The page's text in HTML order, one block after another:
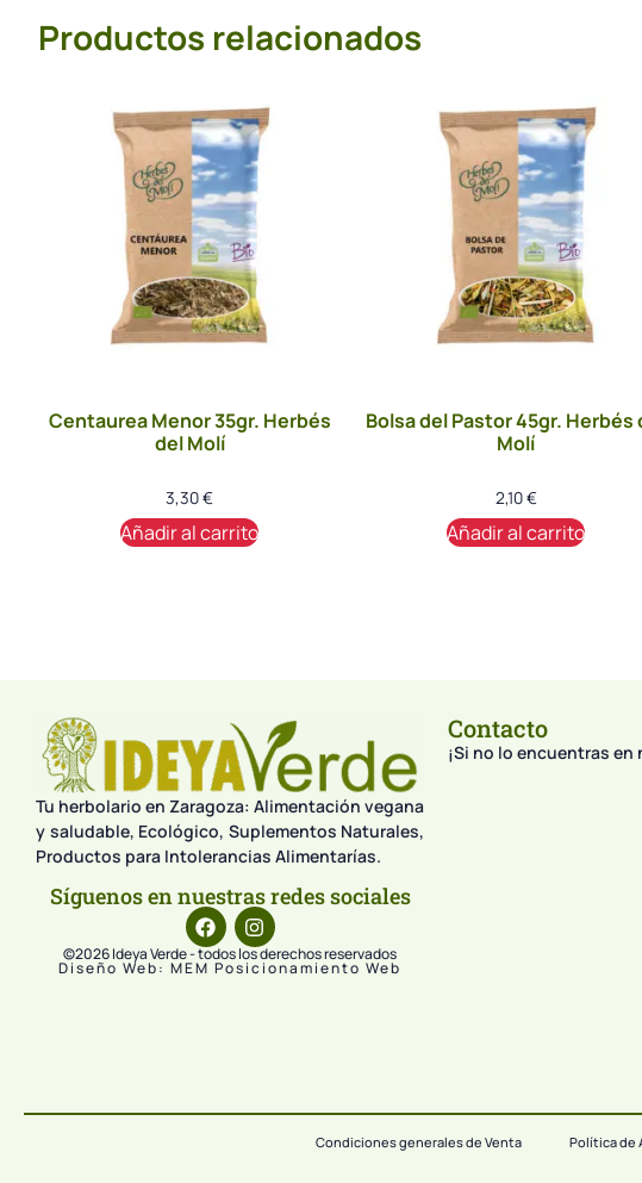
Productos relacionados
Centaurea Menor 35gr. Herbés
del Molí
3,30€
Añadir al carrito
Bolsa del Pastor 45gr. Herbés
Molí
2,10€
Añadir al carrito
Tu herbolario en Zaragoza: Alimentación vegana
y saludable, Ecológico, Suplementos Naturales,
Productos para Intolerancias Alimentarías.
Síguenos en nuestras redes sociales
©2026 Ideya Verde - todos los derechos reservados
Diseño Web: MEM Posicionamiento Web
Contacto
¡Si no lo encuentras
Condiciones generales de Venta Política de